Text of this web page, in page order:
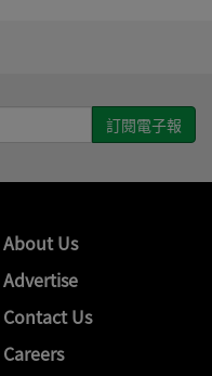
About Us
Advertise
Contact Us
Careers